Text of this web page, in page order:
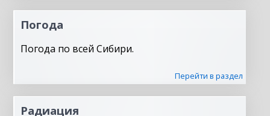
Погода
Погода по всей Сибири.
Перейти в раздел
Радиация